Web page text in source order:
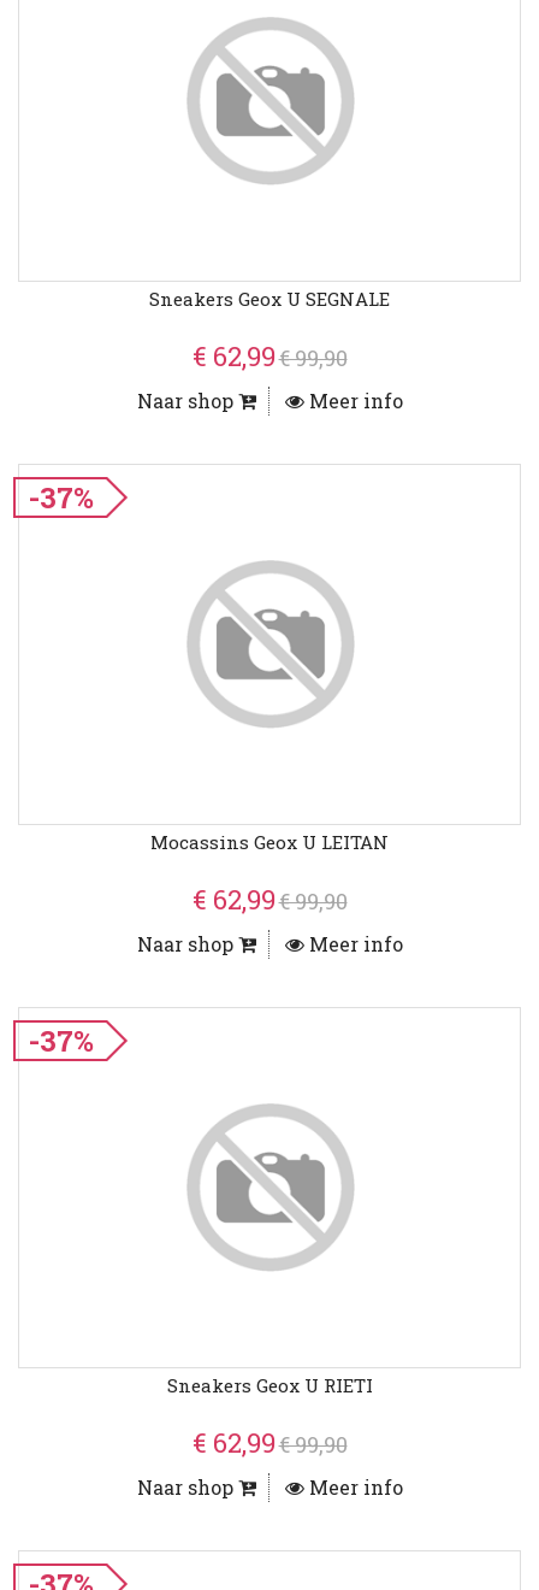
Sneakers Geox U SEGNALE
€ 62,99€ 99,90
Naar shop Meer info
-37%
Mocassins Geox U LEITAN
€ 62,99€ 99,90
Naar shop Meer info
-37%
Sneakers Geox U RIETI
€ 62,99€ 99,90
Naar shop Meer info